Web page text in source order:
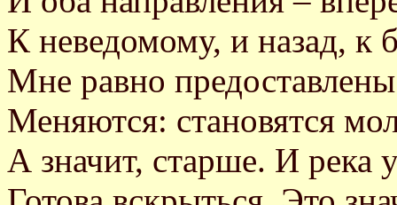
К неведомому, и назад, к
Мне равно
Меняются: становятся
А значит, старше. И река